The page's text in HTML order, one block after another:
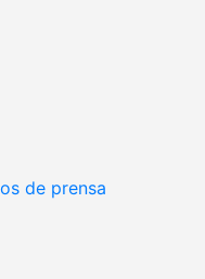
de prensa